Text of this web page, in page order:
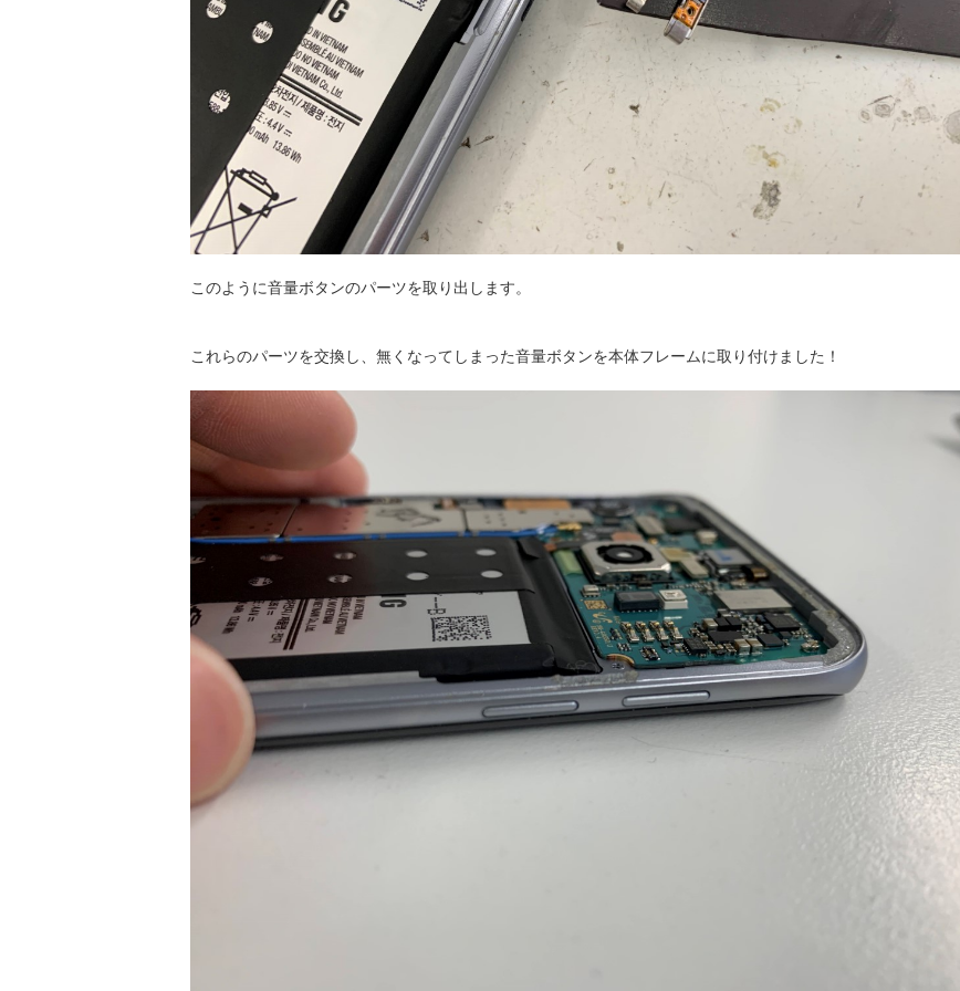
このように音量ボタンのパーツを取り出します。
これらのパーツを交換し、無くなってしまった音量ボタンを本体フレームに取り付けました！